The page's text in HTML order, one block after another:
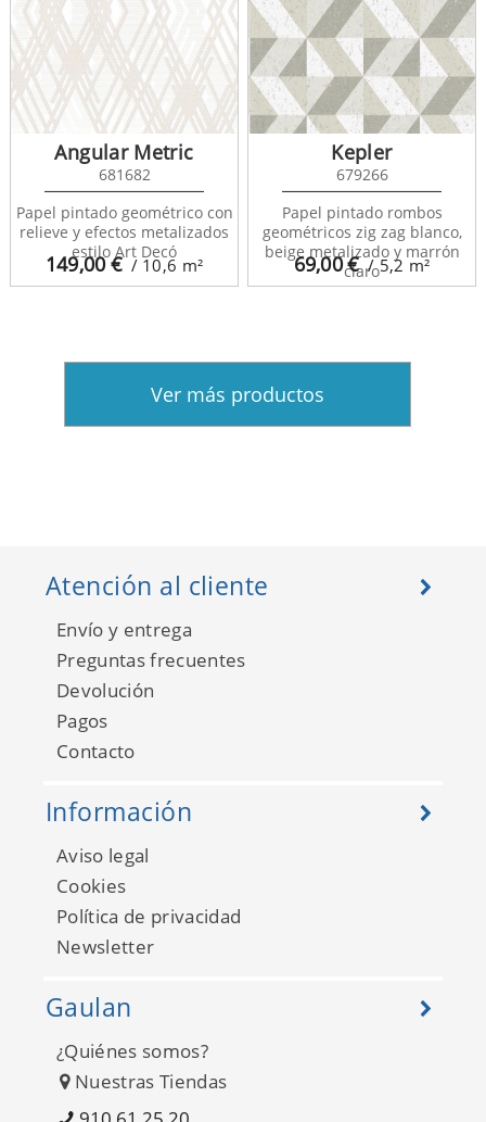
149,00€ / 10,6 m²
Angular Metric
681682
Papel pintado geométrico con
relieve y efectos metalizados
estilo Art Decó
69,00€ / 5,2 m²
Kepler
679266
Papel pintado rombos
geométricos zig zag blanco,
beige metalizado y marrón
claro
Ver más productos
Atención al cliente
Envío y entrega
Preguntas frecuentes
Devolución
Pagos
Contacto
Información
Aviso legal
Cookies
Política de privacidad
Newsletter
Gaulan
¿Quiénes somos?
Nuestras Tiendas